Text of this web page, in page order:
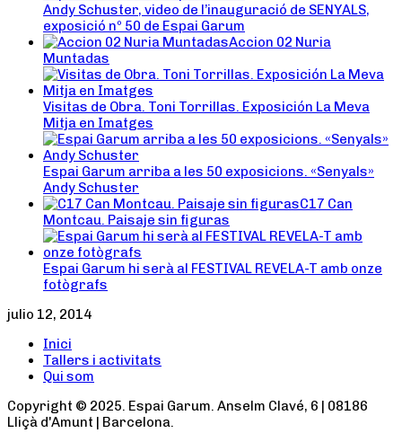
Andy Schuster, video de l’inauguració de SENYALS,
exposició nº 50 de Espai Garum
Accion 02 Nuria
Muntadas
Visitas de Obra. Toni Torrillas. Exposición La Meva
Mitja en Imatges
Espai Garum arriba a les 50 exposicions. «Senyals»
Andy Schuster
C17 Can
Montcau. Paisaje sin figuras
Espai Garum hi serà al FESTIVAL REVELA-T amb onze
fotògrafs
julio 12, 2014
Inici
Tallers i activitats
Qui som
Copyright © 2025. Espai Garum. Anselm Clavé, 6 | 08186
Lliçà d'Amunt | Barcelona.